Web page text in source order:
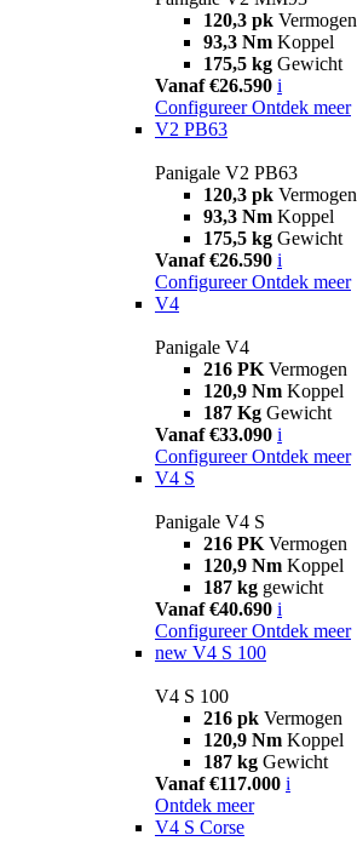
120,3 pk Vermogen
93,3 Nm Koppel
175,5 kg Gewicht
Vanaf €26.590 i
Configureer Ontdek meer
V2 PB63
Panigale V2 PB63
120,3 pk Vermogen
93,3 Nm Koppel
175,5 kg Gewicht
Vanaf €26.590 i
Configureer Ontdek meer
V4
Panigale V4
216 PK Vermogen
120,9 Nm Koppel
187 Kg Gewicht
Vanaf €33.090 i
Configureer Ontdek meer
V4 S
Panigale V4 S
216 PK Vermogen
120,9 Nm Koppel
187 kg gewicht
Vanaf €40.690 i
Configureer Ontdek meer
new V4 S 100
V4 S 100
216 pk Vermogen
120,9 Nm Koppel
187 kg Gewicht
Vanaf €117.000 i
Ontdek meer
V4 S Corse